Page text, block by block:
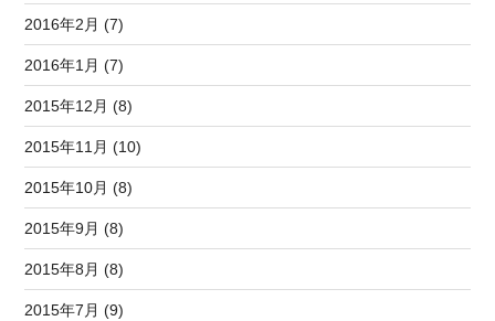
2016年2月 (7)
2016年1月 (7)
2015年12月 (8)
2015年11月 (10)
2015年10月 (8)
2015年9月 (8)
2015年8月 (8)
2015年7月 (9)